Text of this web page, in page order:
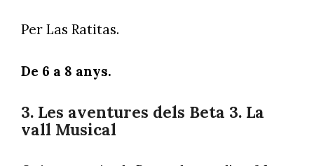
Per Las Ratitas.
De 6 a 8 anys.
3. Les aventures dels Beta 3. La
vall Musical